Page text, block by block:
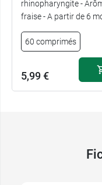
rhinopharyngite -
fraise - A partir de 6
60 comprimés
5,99 €